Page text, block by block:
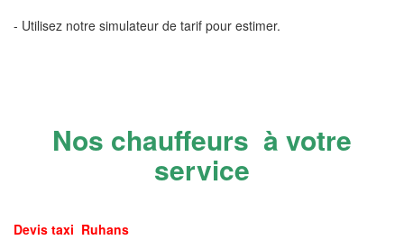
- Utilisez notre simulateur de tarif pour estimer.
Nos chauffeurs à votre
service
Devis taxi Ruhans